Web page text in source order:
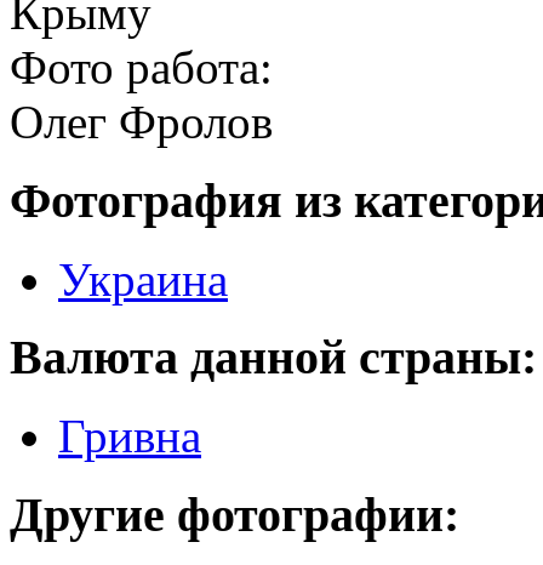
Фото работа:
Олег Фролов
Фотография из
Украина
Валюта данной страны:
Гривна
Другие фотографии: